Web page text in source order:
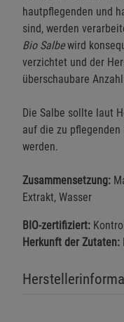
hautpflegenden und
sind, werden
Bio Salbewird
verzichtet und der
überschaubare
Die Salbe sollte laut
auf die zu
werden.
Zusammensetzung:
Extrakt, Wasser
BIO-zertifiziert:
Herkunft der Zutaten: